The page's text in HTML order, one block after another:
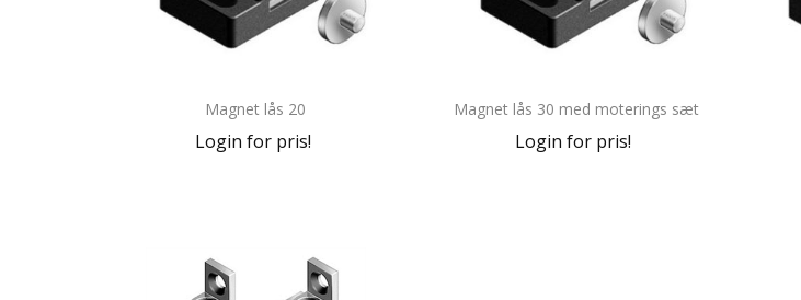
Magnet lås 20
Login for pris!
Magnet lås 30 med moterings sæt
Login for pris!